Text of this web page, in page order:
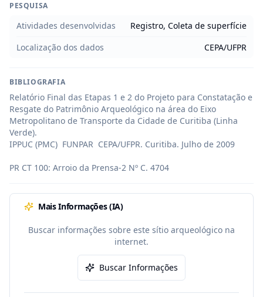
PESQUISA
Atividades desenvolvidas
Registro, Coleta de superfície
Localização dos dados
CEPA/UFPR
BIBLIOGRAFIA
Relatório Final das Etapas 1 e 2 do Projeto para Constatação e
Resgate do Patrimônio Arqueológico na área do Eixo
Metropolitano de Transporte da Cidade de Curitiba (Linha
Verde).
IPPUC (PMC)  FUNPAR  CEPA/UFPR. Curitiba. Julho de 2009
PR CT 100: Arroio da Prensa-2 Nº C. 4704
Mais Informações (IA)
Buscar informações sobre este sítio arqueológico na
internet.
Buscar Informações